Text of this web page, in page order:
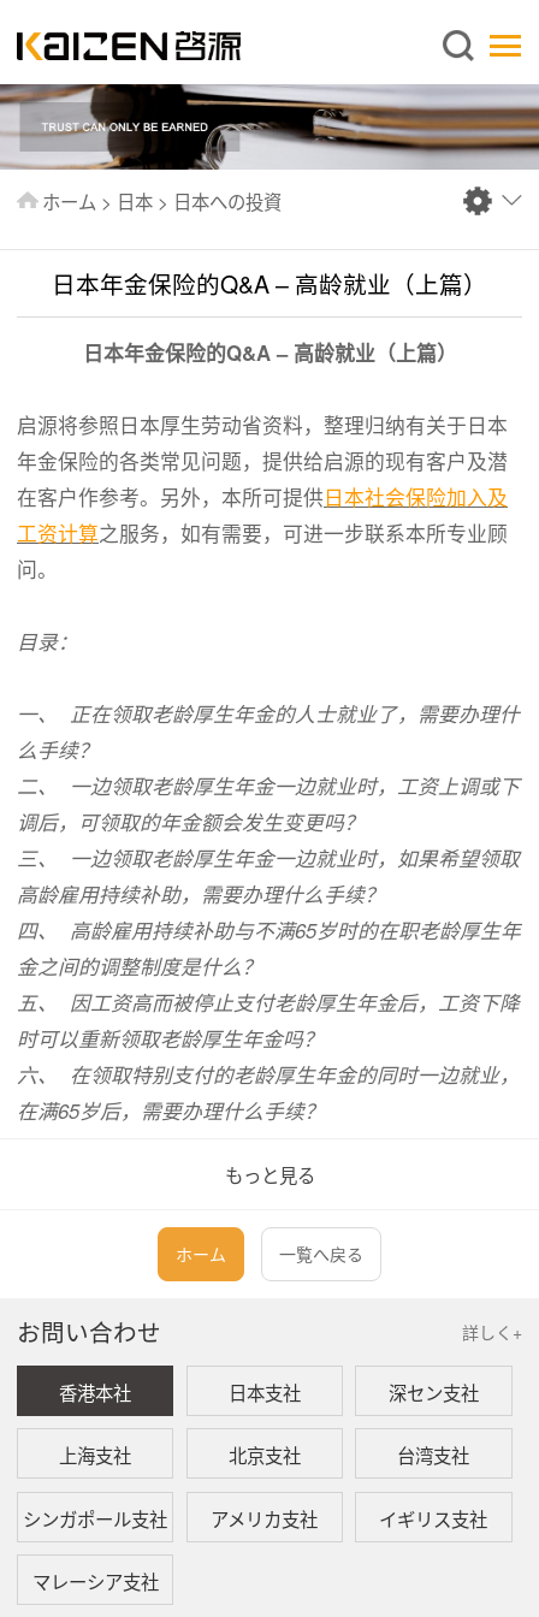
日本語
企業情報
事業内容
ニュース
出版物
よくあるご質問
お問い合わせ
ホーム > 日本 > 日本への投資
日本年金保险的Q&A – 高龄就业（上篇）
日本年金保险的Q&A – 高龄就业（上篇）
启源将参照日本厚生劳动省资料，整理归纳有关于日本
年金保险的各类常见问题，提供给启源的现有客户及潜
在客户作参考。另外，本所可提供日本社会保险加入及
工资计算之服务，如有需要，可进一步联系本所专业顾
问。
目录：
一、 正在领取老龄厚生年金的人士就业了，需要办理什
么手续？
二、 一边领取老龄厚生年金一边就业时，工资上调或下
调后，可领取的年金额会发生变更吗？
三、 一边领取老龄厚生年金一边就业时，如果希望领取
高龄雇用持续补助，需要办理什么手续？
四、 高龄雇用持续补助与不满65岁时的在职老龄厚生年
金之间的调整制度是什么？
五、 因工资高而被停止支付老龄厚生年金后，工资下降
时可以重新领取老龄厚生年金吗？
六、 在领取特别支付的老龄厚生年金的同时一边就业，
在满65岁后，需要办理什么手续？
正在领取老龄厚生年金的人士就业了，需要办理
正在领取老龄年金的人士就业并参加厚生年金保
酬月额的相当金额与单月年金额的合计金额，暂
停支付全部或部分该人士的厚生年金保险的老龄
年金。2007年4月1日起，满70岁人士在厚生年
金保险的适用事业所工作后，将根据其就业后的
薪资、奖金决定的总报酬月额的相当金额与单月
年金额的合计金额，暂停支付全部或部分该人士
的厚生年金保险的老龄年金，且该人士不用负担
厚生年金保险金。
正在领取老龄年金的人士就业后，雇主应为其办
理厚生年金保险的参保手续。未及时办理导致在
就业次月起超额领取年金的，该人士应退还超额
もっと見る
ホーム 一覧へ戻る
詳しく+
お問い合わせ
香港本社 日本支社 深セン支社
上海支社 北京支社 台湾支社
シンガポール支社 アメリカ支社 イギリス支社
マレーシア支社